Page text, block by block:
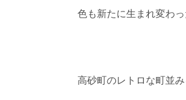
色も新たに生まれ変わ
高砂町のレトロな町並